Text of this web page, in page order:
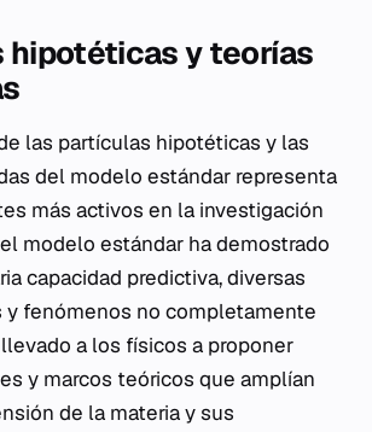
hipotéticas y teorías
las partículas hipotéticas y las
del modelo estándar representa
más activos en la investigación
modelo estándar ha demostrado
capacidad predictiva, diversas
y fenómenos no completamente
a los físicos a proponer
y marcos teóricos que amplían
de la materia y sus